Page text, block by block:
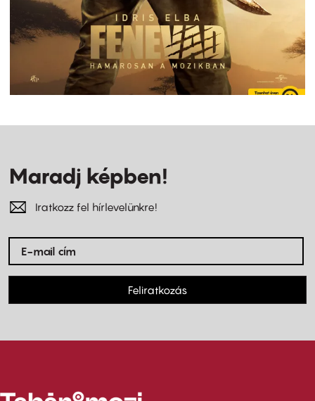
Maradj képben!
Iratkozz fel hírlevelünkre!
Feliratkozás